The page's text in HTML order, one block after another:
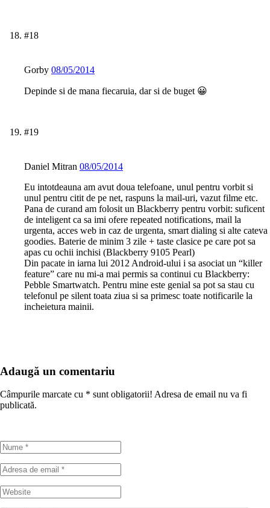
#18
Gorby 08/05/2014
Depinde si de mana fiecaruia, dar si de buget 😀
#19
Daniel Mitran 08/05/2014
Eu intotdeauna am avut doua telefoane, unul pentru vorbit si
unul pentru citit de pe net, raspuns la mail-uri, vazut filme etc.
Pana de curand am folosit un Blackberry pentru vorbit: suficent
de inteligent ca sa imi ofere repeated notifications, mail la
urgenta, acces web in caz de urgenta, smart dialing si alte cateva
goodies. Baterie de minim 3 zile + taste clasice pe care pot sa
apas cu ochii inchisi (Blackberry 9105 Pearl)
Din pacate in iarna lui 2012 Android-ului i sa asociat un “killer
feature” care nu mi-a mai permis sa continui cu Blackberry:
Pebble Smartwatch. Pentru mine este genial sa pot sa stau cu
telefonul pe silent toata ziua si sa primesc toate notificarile la
incheietura mainii.
Adaugă un comentariu
Câmpurile marcate cu * sunt obligatorii! Adresa de email nu va fi
publicată.